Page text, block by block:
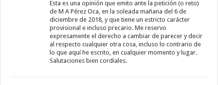
Esta es una opinión que emito ante la petición (o reto)
de M A Pérez Oca, en la soleada mañana del 6 de
diciembre de 2018, y que tiene un estricto carácter
provisional e incluso precario. Me reservo
expresamente el derecho a cambiar de parecer y decir
al respecto cualquier otra cosa, incluso lo contrario de
lo que aquí he escrito, en cualquier momento y lugar.
Salutaciones bien cordiales.